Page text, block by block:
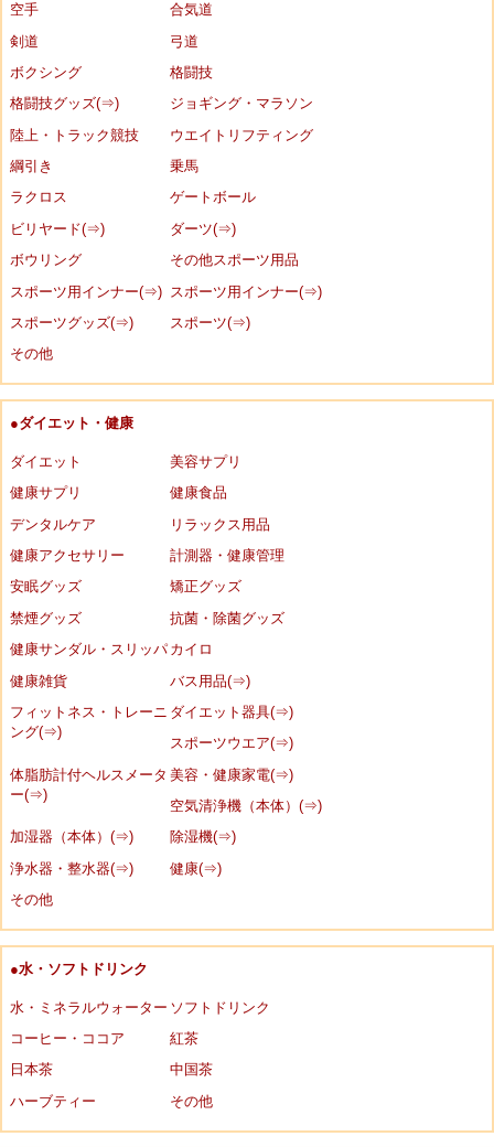
空手
合気道
剣道
弓道
ボクシング
格闘技
格闘技グッズ(⇒)
ジョギング・マラソン
陸上・トラック競技
ウエイトリフティング
綱引き
乗馬
ラクロス
ゲートボール
ビリヤード(⇒)
ダーツ(⇒)
ボウリング
その他スポーツ用品
スポーツ用インナー(⇒)
スポーツ用インナー(⇒)
スポーツグッズ(⇒)
スポーツ(⇒)
その他
●ダイエット・健康
ダイエット
美容サプリ
健康サプリ
健康食品
デンタルケア
リラックス用品
健康アクセサリー
計測器・健康管理
安眠グッズ
矯正グッズ
禁煙グッズ
抗菌・除菌グッズ
健康サンダル・スリッパ カイロ
健康雑貨
バス用品(⇒)
フィットネス・トレーニ
ング(⇒)
ダイエット器具(⇒)
スポーツウエア(⇒)
体脂肪計付ヘルスメータ
ー(⇒)
美容・健康家電(⇒)
空気清浄機（本体）(⇒)
加湿器（本体）(⇒)
除湿機(⇒)
浄水器・整水器(⇒)
健康(⇒)
その他
●水・ソフトドリンク
水・ミネラルウォーター ソフトドリンク
コーヒー・ココア
紅茶
日本茶
中国茶
ハーブティー
その他